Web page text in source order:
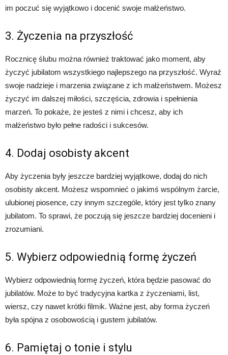
im poczuć się wyjątkowo i docenić swoje małżeństwo.
3. Życzenia na przyszłość
Rocznicę ślubu można również traktować jako moment, aby
życzyć jubilatom wszystkiego najlepszego na przyszłość. Wyraź
swoje nadzieje i marzenia związane z ich małżeństwem. Możesz
życzyć im dalszej miłości, szczęścia, zdrowia i spełnienia
marzeń. To pokaże, że jesteś z nimi i chcesz, aby ich
małżeństwo było pełne radości i sukcesów.
4. Dodaj osobisty akcent
Aby życzenia były jeszcze bardziej wyjątkowe, dodaj do nich
osobisty akcent. Możesz wspomnieć o jakimś wspólnym żarcie,
ulubionej piosence, czy innym szczególe, który jest tylko znany
jubilatom. To sprawi, że poczują się jeszcze bardziej docenieni i
zrozumiani.
5. Wybierz odpowiednią formę życzeń
Wybierz odpowiednią formę życzeń, która będzie pasować do
jubilatów. Może to być tradycyjna kartka z życzeniami, list,
wiersz, czy nawet krótki filmik. Ważne jest, aby forma życzeń
była spójna z osobowością i gustem jubilatów.
6. Pamiętaj o tonie i stylu